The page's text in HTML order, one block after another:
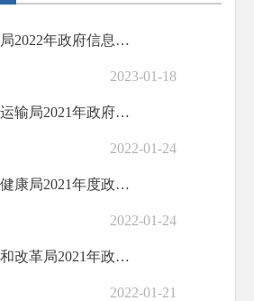
临夏县司法局2022年政府信息公开工作年...
2023-01-18
临夏县交通运输局2021年政府信息公开工...
2022-01-24
临夏县卫生健康局2021年度政府信息公开...
2022-01-24
临夏县发展和改革局2021年政府信息公开...
2022-01-21